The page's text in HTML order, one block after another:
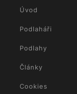
Úvod
Podlaháři
Podlahy
Články
Cookies